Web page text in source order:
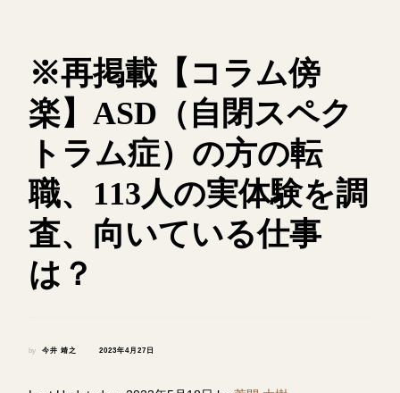
※再掲載【コラム傍
楽】ASD（自閉スペク
トラム症）の方の転
職、113人の実体験を調
査、向いている仕事
は？
by 今井 靖之 2023年4月27日